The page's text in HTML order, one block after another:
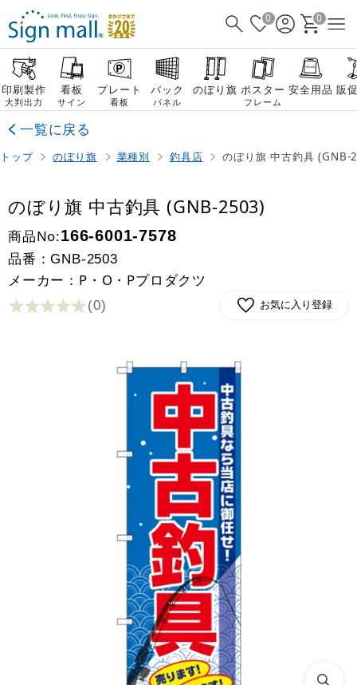
0 0
印刷製作
大判出力
看板
サイン
プレート
看板
バック
パネル
のぼり旗 ポスター
フレーム
安全用品 販
一覧に戻る
トップ のぼり旗 業種別 釣具店 のぼり旗 中古釣具 (GNB-
のぼり旗 中古釣具 (GNB-2503)
商品No:166-6001-7578
品番：GNB-2503
メーカー：P・O・Pプロダクツ
(0) お気に入り登録